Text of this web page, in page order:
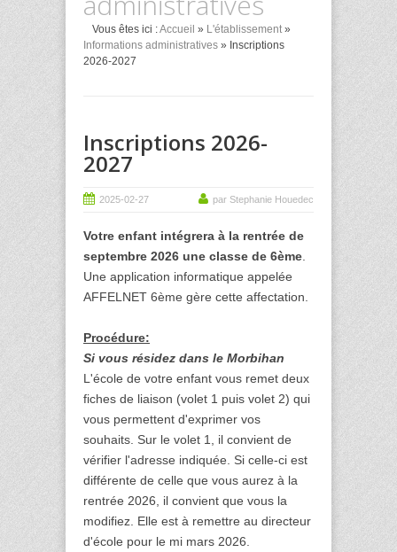
Vous êtes ici :Accueil » L'établissement»
Informations administratives » Inscriptions
2026-2027
Inscriptions 2026-
2027
2025-02-27 par Stephanie Houedec
Votre enfant intégrera à la rentrée de
septembre 2026 une classe de 6ème.
Une application informatique appelée
AFFELNET 6ème gère cette affectation.
Procédure:
Si vous résidez dans le Morbihan
L'école de votre enfant vous remet deux
fiches de liaison (volet 1 puis volet 2) qui
vous permettent d'exprimer vos
souhaits. Sur le volet 1, il convient de
vérifier l'adresse indiquée. Si celle-ci est
différente de celle que vous aurez à la
rentrée 2026, il convient que vous la
modifiez. Elle est à remettre au directeur
d'école pour le mi mars 2026.